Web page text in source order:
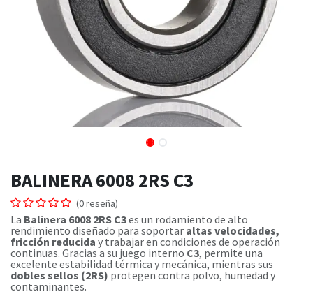
BALINERA 6008 2RS C3
(0 reseña)
La Balinera 6008 2RS C3es un rodamiento de alto
rendimiento diseñado para soportar altas velocidades,
fricción reducida y trabajar en condiciones de operación
continuas. Gracias a su juego interno C3, permite una
excelente estabilidad térmica y mecánica, mientras sus
dobles sellos (2RS) protegen contra polvo, humedad y
contaminantes.